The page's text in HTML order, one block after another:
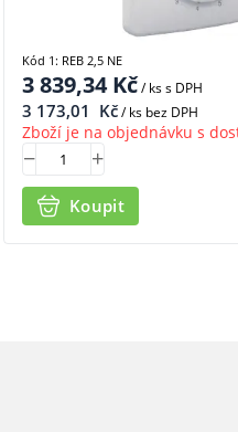
3 839,34Kč/ kss DPH
3 173,01 Kč/ ks bez DPH
Zboží je na objednávku s
Koupit
Kód 1: REB 2,5 NE